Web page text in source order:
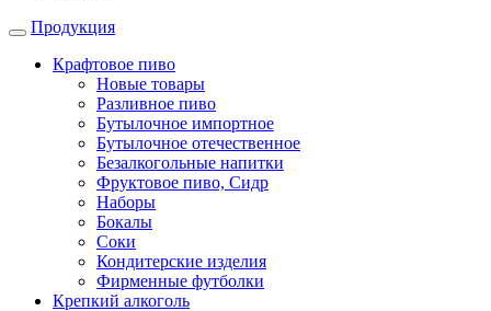
Продукция
Крафтовое пиво
Новые товары
Разливное пиво
Бутылочное импортное
Бутылочное отечественное
Безалкогольные напитки
Фруктовое пиво, Сидр
Наборы
Бокалы
Соки
Кондитерские изделия
Фирменные футболки
Крепкий алкоголь